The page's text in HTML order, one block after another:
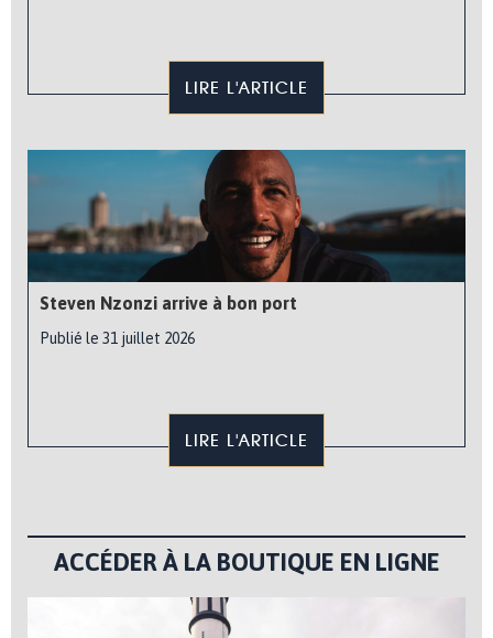
LIRE L'ARTICLE
Steven Nzonzi arrive à bon port
Publié le 31 juillet 2026
LIRE L'ARTICLE
ACCÉDER À LA BOUTIQUE EN LIGNE